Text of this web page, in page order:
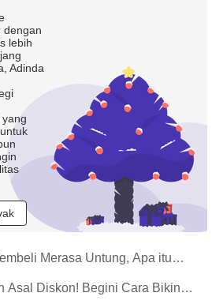
dengan
lebih
Adinda
Asal Diskon! Begini Cara Bikin
Merasa Untung, Apa itu